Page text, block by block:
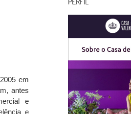
em
antes
e
e